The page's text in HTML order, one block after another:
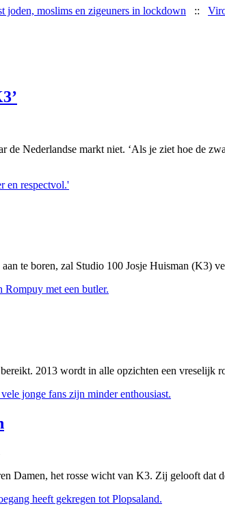
joden, moslims en zigeuners in lockdown ::
Nederlandse markt niet. ‘Als je ziet hoe de
en respectvol.'
te boren, zal Studio 100 Josje Huisman (K3)
Rompuy met een butler.
2013 wordt in alle opzichten een
jonge fans zijn minder enthousiast.
Damen, het rosse wicht van K3. Zij gelooft dat
heeft gekregen tot Plopsaland.